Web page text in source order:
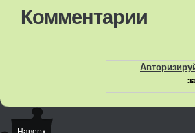
Комментарии